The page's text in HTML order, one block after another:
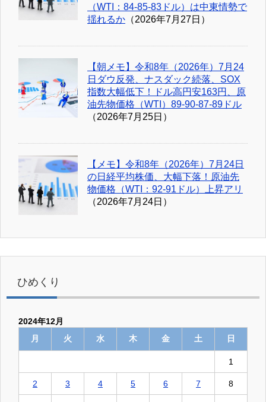
（WTI：84-85-83ドル）は中東情勢で
揺れるか （2026年7月27日）
【朝メモ】令和8年（2026年）7月24
日ダウ反発、ナスダック続落、SOX
指数大幅低下！ドル高円安163円、原
油先物価格（WTI）89-90-87-89ドル
（2026年7月25日）
【メモ】令和8年（2026年）7月24日
の日経平均株価、大幅下落！原油先
物価格（WTI：92-91ドル）上昇アリ
（2026年7月24日）
ひめくり
2024年12月
月
火 水 木 金 土 日
1
2 3 4 5 6 7 8